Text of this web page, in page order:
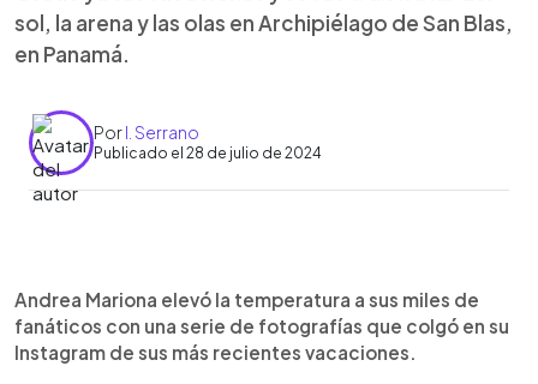
sol, la arena y las olas en Archipiélago de San Blas,
en Panamá.
PorI. Serrano
Publicado el 28 de julio de 2024
► Escuchar artículo
Andrea Mariona elevó la temperatura a sus miles de
fanáticos con una serie de fotografías que colgó en su
Instagram de sus más recientes vacaciones.